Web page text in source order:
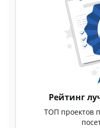
Рейтинг
ТОП проектов